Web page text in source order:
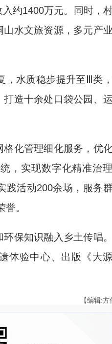
约1400万元。同时，
水文旅资源，多元产
水质稳步提升至Ⅲ类
造十余处口袋公园、
化管理细化服务，优
，实现数字化精准治理
践活动200余场，服务
。
保知识融入乡土传唱
体验中心、出版《大
【编辑:方